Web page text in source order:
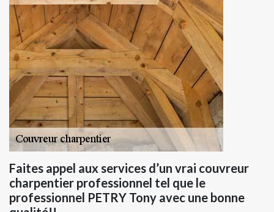
Faites appel aux services d’un vrai couvreur
charpentier professionnel tel que le
professionnel PETRY Tony avec une bonne